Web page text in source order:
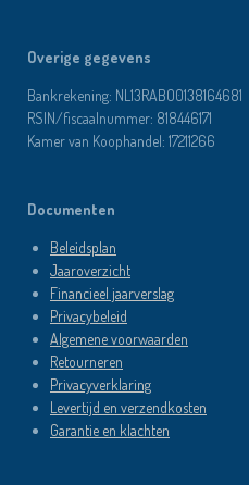
Overige gegevens
Bankrekening: NL13RABO0138164681
RSIN/fiscaalnummer: 818446171
Kamer van Koophandel: 17211266
Documenten
Beleidsplan
Jaaroverzicht
Financieel jaarverslag
Privacybeleid
Algemene voorwaarden
Retourneren
Privacyverklaring
Levertijd en verzendkosten
Garantie en klachten